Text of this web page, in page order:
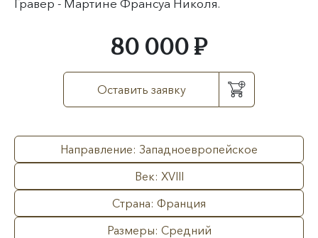
Гравер - Мартине Франсуа Николя.
80 000 ₽
Оставить заявку
Направление: Западноевропейское
Век: XVIII
Страна: Франция
Размеры: Средний